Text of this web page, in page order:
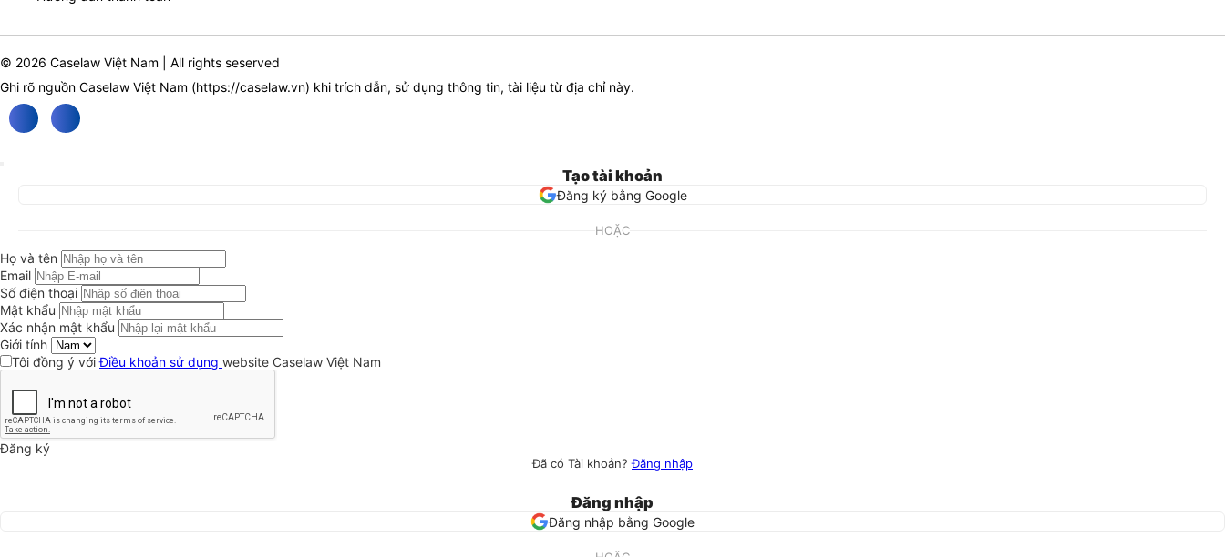
© 2026 Caselaw Việt Nam | All rights seserved
Ghi rõ nguồn Caselaw Việt Nam (https://caselaw.vn) khi trích dẫn, sử dụng thông tin, tài liệu từ địa chỉ này.
Tạo tài khoản
Đăng ký bằng Google
HOẶC
Họ và tên
Email
Số điện thoại
Mật khẩu
Xác nhận mật khẩu
Giới tính
Tôi đồng ý vớiĐiều khoản sử dụng website Caselaw Việt Nam
Đăng ký
Đã có Tài khoản?Đăng nhập
Đăng nhập
Đăng nhập bằng Google